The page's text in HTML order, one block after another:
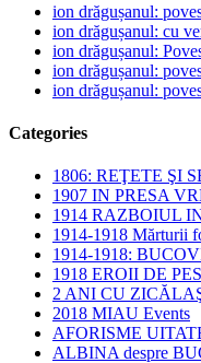
ion drăgușanul:
ion drăgușanul: cu
ion drăgușanul:
ion drăgușanul:
ion drăgușanul:
Categories
1806: REŢETE ŞI
1907 IN PRESA
1914 RAZBOIUL
1914-1918 Mărturii
1914-1918:
1918 EROII DE
2 ANI CU
2018 MIAU Events
AFORISME
ALBINA despre